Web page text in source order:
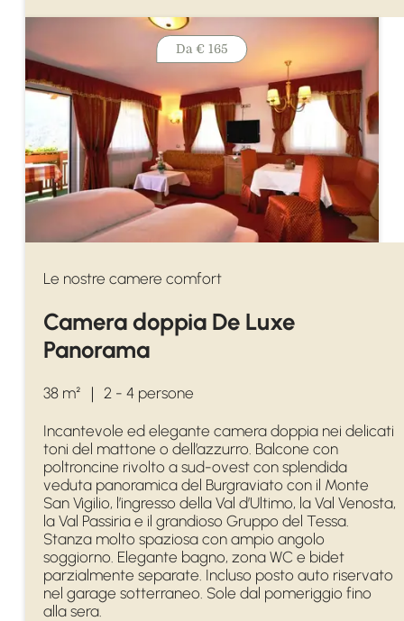
Le nostre camere comfort
Camera doppia De Luxe
Panorama
38 m² ｜ 2 - 4 persone
Incantevole ed elegante camera doppia nei delicati
toni del mattone o dell’azzurro. Balcone con
poltroncine rivolto a sud-ovest con splendida
veduta panoramica del Burgraviato con il Monte
San Vigilio, l’ingresso della Val d’Ultimo, la Val Venosta,
la Val Passiria e il grandioso Gruppo del Tessa.
Stanza molto spaziosa con ampio angolo
soggiorno. Elegante bagno, zona WC e bidet
parzialmente separate. Incluso posto auto riservato
nel garage sotterraneo. Sole dal pomeriggio fino
alla sera.
Da € 165